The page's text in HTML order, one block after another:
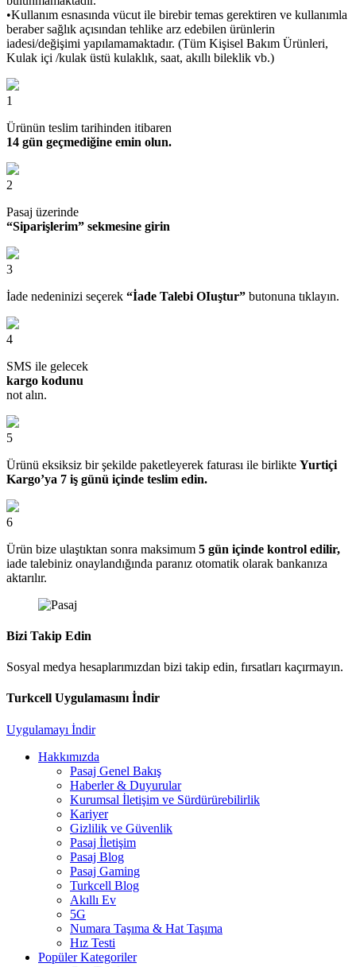
•Kullanım esnasında vücut ile birebir temas gerektiren ve kullanımla
beraber sağlık açısından tehlike arz edebilen ürünlerin
iadesi/değişimi yapılamamaktadır. (Tüm Kişisel Bakım Ürünleri,
Kulak içi /kulak üstü kulaklık, saat, akıllı bileklik vb.)
1
Ürünün teslim tarihinden itibaren
14 gün geçmediğine emin olun.
2
Pasaj üzerinde
“Siparişlerim” sekmesine girin
3
İade nedeninizi seçerek “İade Talebi OIuştur” butonuna tıklayın.
4
SMS ile gelecek
kargo kodunu
not alın.
5
Ürünü eksiksiz bir şekilde paketleyerek faturası ile birlikte Yurtiçi
Kargo’ya 7 iş günü içinde teslim edin.
6
Ürün bize ulaştıktan sonra maksimum 5 gün içinde kontrol edilir,
iade talebiniz onaylandığında paranız otomatik olarak bankanıza
aktarılır.
Bizi Takip Edin
Sosyal medya hesaplarımızdan bizi takip edin, fırsatları kaçırmayın.
Turkcell Uygulamasını İndir
Uygulamayı İndir
Hakkımızda
Pasaj Genel Bakış
Haberler & Duyurular
Kurumsal İletişim ve Sürdürürebilirlik
Kariyer
Gizlilik ve Güvenlik
Pasaj İletişim
Pasaj Blog
Pasaj Gaming
Turkcell Blog
Akıllı Ev
5G
Numara Taşıma & Hat Taşıma
Hız Testi
Popüler Kategoriler